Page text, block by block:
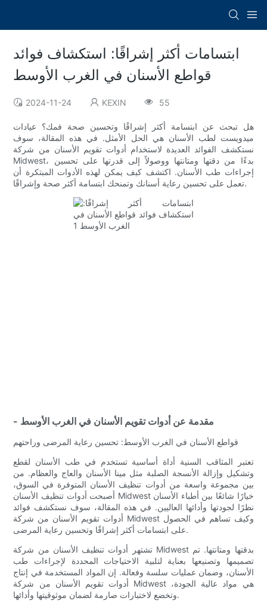
ابتسامات أكثر إشراقًا: استكشاف فوائد
قواطع الأسنان في الغرب الأوسط
2024-11-24 KEXIN 55
هل تبحث عن ابتسامة أكثر إشراقًا وتحسين صحة فمك؟ عيادات
ميدويست لطب الأسنان هي الحل الأمثل. في هذه المقالة، سوف
نستكشف الفوائد العديدة لاستخدام أدوات تقويم الأسنان من شركة
Midwest، بدءًا من دقتها ومتانتها ووصولاً إلى قدرتها على تحسين
إجراءات طب الأسنان. اكتشف كيف يمكن لهذه الأدوات المبتكرة أن
تعمل على تحسين رعاية أسنانك وتمنحك ابتسامة أكثر صحة وإشراقًا.
- مقدمة عن أدوات تقويم الأسنان في الغرب الأوسط
قواطع الأسنان في الغرب الأوسط: تحسين رعاية المرضى وراحتهم
تعتبر المثاقب السنية أداة أساسية تستخدم في طب الأسنان لقطع
وتشكيل وإزالة الأنسجة الصلبة مثل مينا الأسنان والعاج والعظام. من
بين مجموعة واسعة من أدوات تنظيف الأسنان المتوفرة في السوق،
أصبحت أدوات تنظيف الأسنان Midwest خيارًا شائعًا بين أطباء الأسنان
نظرًا لجودتها وأدائها العاليين. في هذه المقالة، سوف نستكشف فوائد
أدوات تقويم الأسنان من شركة Midwest وكيف تساهم في الحصول
على ابتسامات أكثر إشراقًا وتحسين رعاية المرضى.
تشتهر أدوات تنظيف الأسنان من شركة Midwest بدقتها ومتانتها. تم
تصميمها وتصنيعها بعناية لتلبية الاحتياجات المحددة لإجراءات طب
الأسنان، وضمان عمليات سلسة وفعالة. إن المواد المستخدمة في إنتاج
أدوات تقويم الأسنان من شركة Midwest هي مواد عالية الجودة،
وتخضع لاختبارات صارمة لضمان موثوقيتها وأدائها.